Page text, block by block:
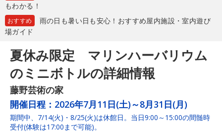
もわかる！
おすすめ
雨の日も暑い日も安心！おすすめ屋内施設・室内遊び
場ガイド
夏休み限定 マリンハーバリウム
のミニボトルの詳細情報
藤野芸術の家
開催日程： 2026年7月11日(土)～8月31日(月)
期間中、7/14(火)・8/25(火)は休館日。当日9:00～15:00の間髄時
受付(体験は17:00まで可能)。